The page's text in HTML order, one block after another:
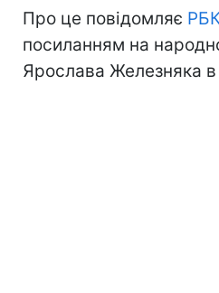
Про це повідомляє
посиланням на
Ярослава Железняка в